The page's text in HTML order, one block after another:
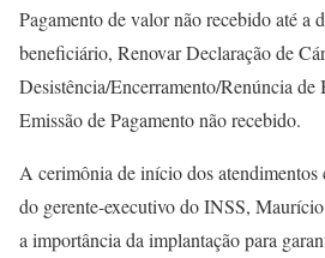
Pagamento de valor não recebido até a
beneficiário, Renovar Declaração de
Desistência/Encerramento/Renúncia
Emissão de Pagamento não recebido.
A cerimônia de início dos atendimentos
do gerente-executivo do INSS,
a importância da implantação para